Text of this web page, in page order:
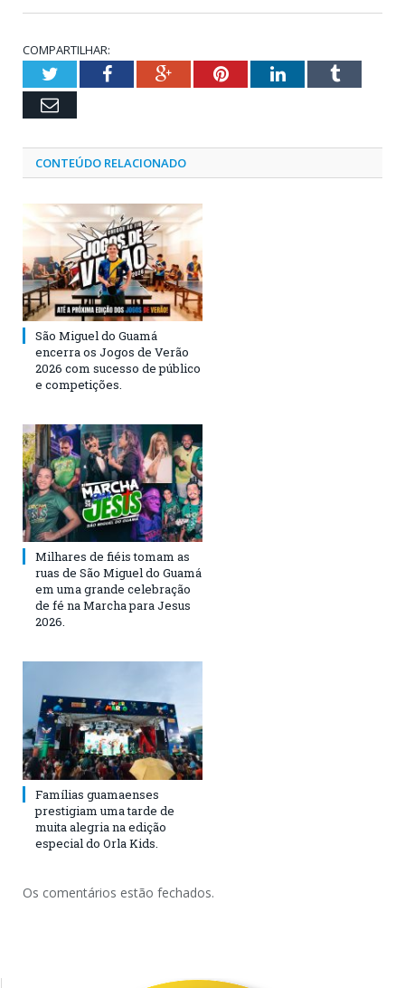
COMPARTILHAR:
TwitterFacebookGoogle+PinterestLinkedInTumblr
Email
CONTEÚDO RELACIONADO
São Miguel do Guamá
encerra os Jogos de Verão
2026 com sucesso de público
e competições.
Milhares de fiéis tomam as
ruas de São Miguel do Guamá
em uma grande celebração
de fé na Marcha para Jesus
2026.
Famílias guamaenses
prestigiam uma tarde de
muita alegria na edição
especial do Orla Kids.
Os comentários estão fechados.